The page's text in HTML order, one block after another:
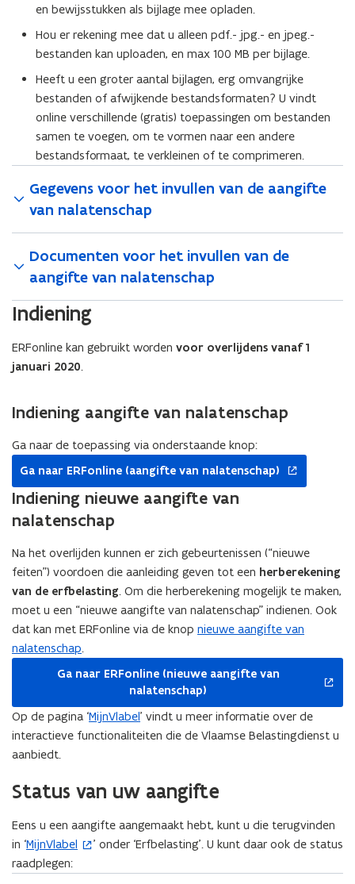
en bewijsstukken als bijlage mee opladen.
Hou er rekening mee dat u alleen pdf.- jpg.- en jpeg.-
bestanden kan uploaden, en max 100 MB per bijlage.
Heeft u een groter aantal bijlagen, erg omvangrijke
bestanden of afwijkende bestandsformaten? U vindt
online verschillende (gratis) toepassingen om bestanden
samen te voegen, om te vormen naar een andere
bestandsformaat, te verkleinen of te comprimeren.
Gegevens voor het invullen van de aangifte
van nalatenschap
Documenten voor het invullen van de
aangifte van nalatenschap
Indiening
ERFonline kan gebruikt worden voor overlijdens vanaf 1
januari 2020.
Indiening aangifte van nalatenschap
Ga naar de toepassing via onderstaande knop:
Ga naar ERFonline (aangifte van nalatenschap)
nieuw
venster
Indiening nieuwe aangifte van
nalatenschap
Na het overlijden kunnen er zich gebeurtenissen (“nieuwe
feiten”) voordoen die aanleiding geven tot een herberekening
van de erfbelasting. Om die herberekening mogelijk te maken,
moet u een “nieuwe aangifte van nalatenschap” indienen. Ook
dat kan met ERFonline via de knop nieuwe aangifte van
nalatenschap.
Ga naar ERFonline (nieuwe aangifte van
nalatenschap)
venster
Op de pagina ‘MijnVlabel’ vindt u meer informatie over de
interactieve functionaliteiten die de Vlaamse Belastingdienst u
aanbiedt.
Status van uw aangifte
Eens u een aangifte aangemaakt hebt, kunt u die terugvinden
in ‘MijnVlabel
(
o
’ onder ‘Erfbelasting’. U kunt daar ook de status
raadplegen: